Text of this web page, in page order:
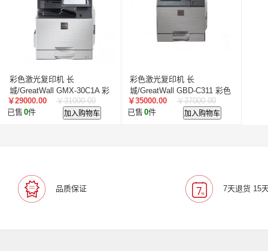
海天地/Soopen
上海易教
美松达/MAXSOUND
普印力
中科可控/SuMa NEC
光阵/LiteArray
博思得/POSTEK 华映/HWAING
智汇星
航天柏克 柏克 旭龙物联 旭龙
美松达/MAXOUND
小篆 麟云 艾特网能
彩色激光复印机 长
城/GreatWall GMX-30C1A 彩
色 单纸盒
￥29000.00
￥31000.00
已售 0件 加入购物车
彩色激光复印机 长
城/GreatWall GBD-C311 彩色
单纸盒
￥35000.00
￥37000.00
已售 0件 加入购物车
品质保证 7天退货 15